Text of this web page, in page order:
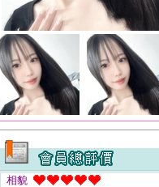
相貌